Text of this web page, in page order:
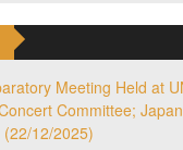
Meeting Held at
Committee;
12/2025)